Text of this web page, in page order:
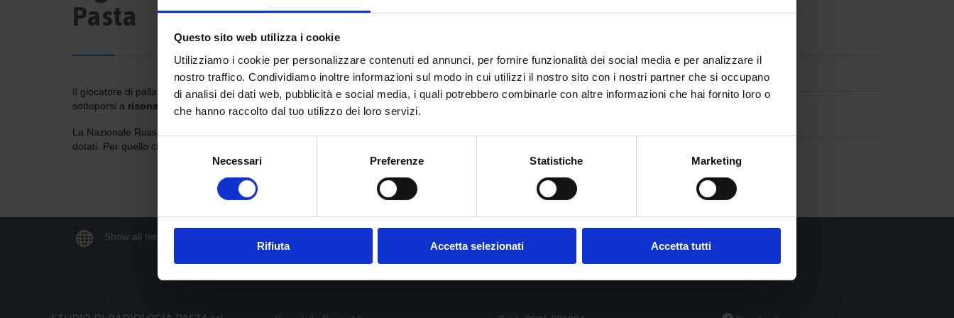
Questo sito web utilizza i cookie
Utilizziamo i cookie per personalizzare contenuti ed annunci, per fornire funzionalità dei social media e per analizzare il
nostro traffico. Condividiamo inoltre informazioni sul modo in cui utilizzi il nostro sito con i nostri partner che si occupano
di analisi dei dati web, pubblicità e social media, i quali potrebbero combinarle con altre informazioni che hai fornito loro o
che hanno raccolto dal tuo utilizzo dei loro servizi.
Selezione
Necessari Preferenze Statistiche Marketing
Rifiuta Accetta selezionati Accetta tutti
Pasta
Il giocatore di pallavolo dellaDinamo Moscow e dellaNazionale RussaAlexander Markinè venuto alloStudio Pastaper
sottoporsi a risonanza magnetica al ginocchio per dei problemi che accusa da qualche tempo.
La Nazionale Russa di Pallavolo è reduce dalla vittoria delle
dotati. Per quello che riguarda la Dinamo Moscow, ha ottenuto vari riconoscimenti importanti sia in Russia che in Europa.
Seguici su

 Show all news